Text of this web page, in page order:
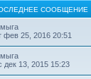
СООБЩЕНИЕ
фев 25, 2016 20:51
дек 13, 2015 15:23